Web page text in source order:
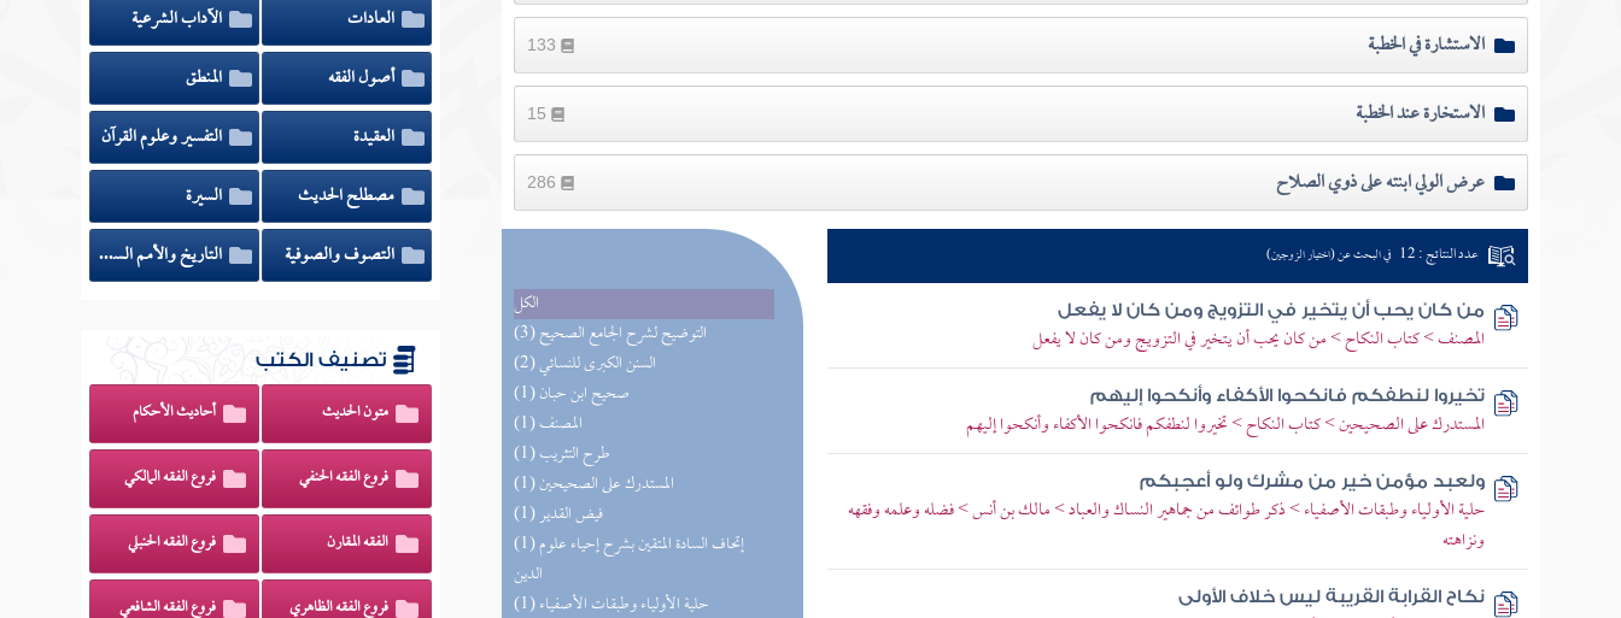
الاستشارة في الخطبة
الاستخارة عند الخطبة
عرض الولي ابنته على ذوي الصلاح
الكل
(3) التوضيح لشرح الجامع الصحيح
(2) السنن الكبرى للنسائي
(1) صحيح ابن حبان
(1) المصنف
(1) طرح التثريب
(1) المستدرك على الصحيحين
(1) فيض القدير
(1) إتحاف السادة المتقين بشرح إحياء علوم
الدين
(1) حلية الأولياء وطبقات الأصفياء
عدد النتائج : 12 في البحث عن (اختيار الزوجين)
من كان يحب أن يتخير في التزويج ومن كان لا يفعل
المصنف > كتاب النكاح > من كان يحب أن يتخير في التزويج ومن كان لا يفعل
تخيروا لنطفكم فانكحوا الأكفاء وأنكحوا إليهم
المستدرك على الصحيحين > كتاب النكاح > تخيروا لنطفكم فانكحوا الأكفاء وأنكحوا إليهم
ولعبد مؤمن خير من مشرك ولو أعجبكم
حلية الأولياء وطبقات الأصفياء > ذكر طوائف من جماهير النساك والعباد > مالك بن أنس > فضله وعلمه وفقهه
ونزاهته
نكاح القرابة القريبة ليس خلاف الأولى
العادات
الآداب الشرعية
أصول الفقه
المنطق
العقيدة
التفسير وعلوم القرآن
مصطلح الحديث
السيرة
التصوف والصوفية
التاريخ والأمم السابقة
تصنيف الكتب
متون الحديث أحاديث الأحكام
فروع الفقه الحنفي فروع الفقه المالكي
الفقه المقارن فروع الفقه الحنبلي
فروع الفقه الظاهري فروع الفقه الشافعي